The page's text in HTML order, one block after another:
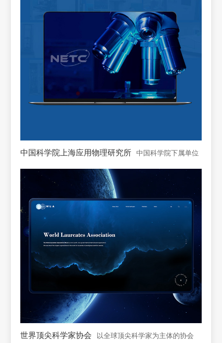
中国科学院上海应用物理研究所 中国科学院下属单位
世界顶尖科学家协会 以全球顶尖科学家为主体的协会